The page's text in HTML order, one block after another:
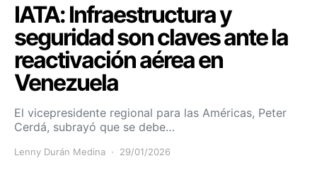
IATA: Infraestructura y
seguridad son claves ante la
reactivación aérea en
Venezuela
El vicepresidente regional para las Américas, Peter
Cerdá, subrayó que se debe…
Lenny Durán Medina 29/01/2026